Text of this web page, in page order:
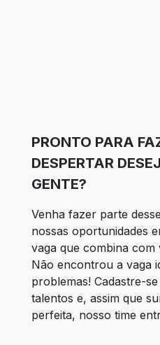
PRONTO PARA
DESPERTAR
GENTE?
Venha fazer parte
nossas oportunidades
vaga que combina com
Não encontrou a vaga
problemas! Cadastre-
talentos e, assim que
perfeita, nosso time